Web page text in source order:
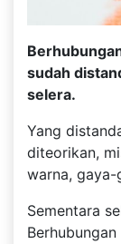
sudah
selera.
Yang
diteorikan,
warna,
Sementara